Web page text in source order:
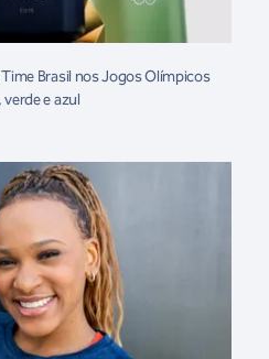
Brasil nos Jogos Olímpicos
e azul